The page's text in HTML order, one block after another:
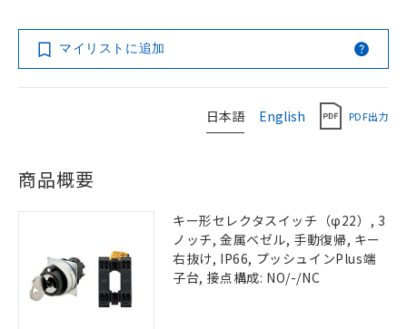
マイリストに追加
日本語 English PDF出力
商品概要
キー形セレクタスイッチ（φ22）, 3
ノッチ, 金属ベゼル, 手動復帰, キー
右抜け, IP66, プッシュインPlus端
子台, 接点構成: NO/-/NC